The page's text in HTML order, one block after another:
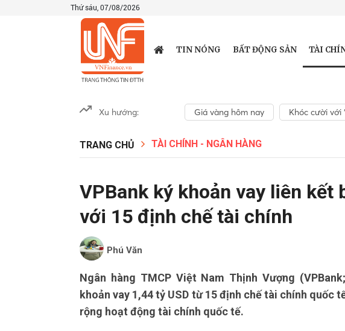
Thứ sáu, 07/08/2026
TIN NÓNG BẤT ĐỘNG SẢN TÀI
Xu hướng: Giá vàng hôm nay Khóc cười với
TRANG CHỦ TÀI CHÍNH - NGÂN HÀNG
VPBank ký khoản vay liên kết
với 15 định chế tài chính
Phú Văn
Ngân hàng TMCP Việt Nam Thịnh Vượng
khoản vay 1,44 tỷ USD từ 15 định chế tài chính quốc
rộng hoạt động tài chính quốc tế.